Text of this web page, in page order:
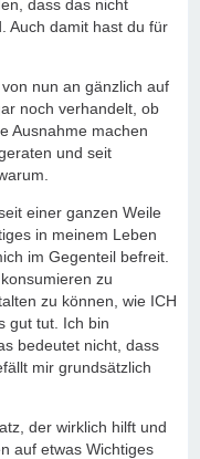
dass das nicht
Auch damit hast du für
nun an gänzlich auf
noch verhandelt, ob
Ausnahme machen
und seit
einer ganzen Weile
in meinem Leben
im Gegenteil befreit.
zu
zu können, wie ICH
gut tut. Ich bin
bedeutet nicht, dass
mir grundsätzlich
der wirklich hilft und
auf etwas Wichtiges